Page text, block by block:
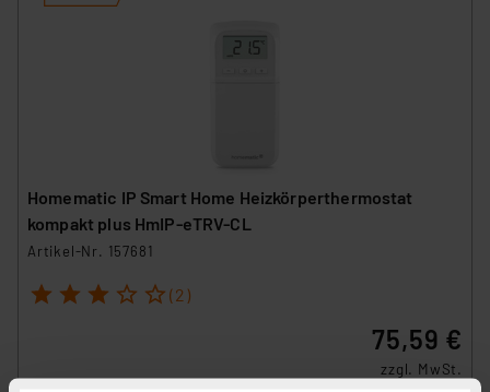
Homematic IP Smart Home Heizkörperthermostat
kompakt plus HmIP-eTRV-CL
Artikel-Nr. 157681
1 2 3 4 5 (2)
75,59 €
zzgl. MwSt.